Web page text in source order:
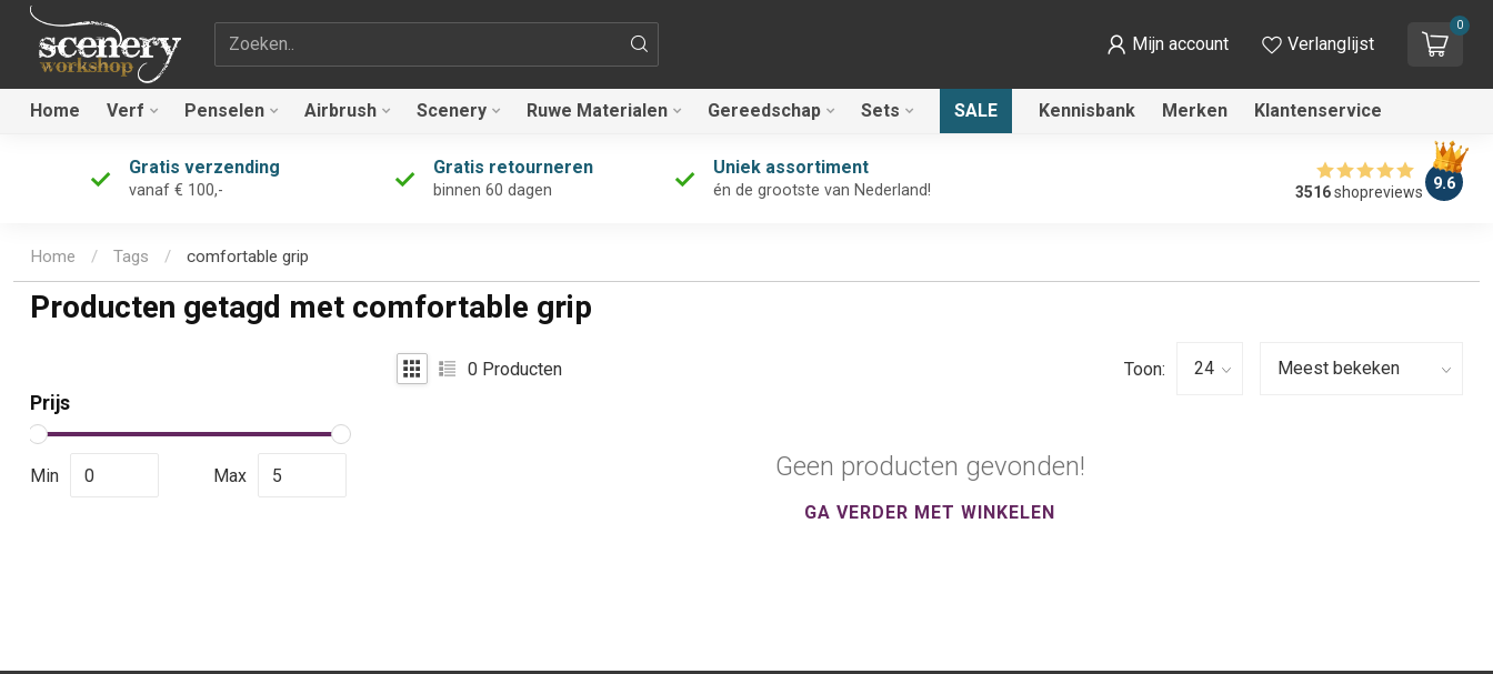
Zoekterm Mijn account Verlanglijst
0
Home Verf Penselen Airbrush Scenery Ruwe Materialen Gereedschap Sets SALE Kennisbank Merken Klantenservice
Gratis verzending
vanaf € 100,-
Gratis retourneren
binnen 60 dagen
Uniek assortiment
én de grootste van Nederland! 3516shopreviews 9.6
Home / Tags / comfortable grip
Producten getagd met comfortable grip
Prijs
Min Max
0 Producten Toon:
Geen producten gevonden!
GA VERDER MET WINKELEN